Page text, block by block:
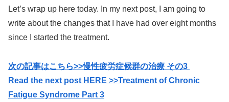
Let’s wrap up here today. In my next post, I am going to
write about the changes that I have had over eight months
since I started the treatment.
次の記事はこちら>>慢性疲労症候群の治療 その3
Read the next post HERE >>Treatment of Chronic
Fatigue Syndrome Part 3